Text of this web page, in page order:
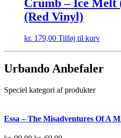
Crumb – Ice
(Red Vinyl)
kr. 179,00 Tilføj til kurv
Urbando Anbefaler
Speciel kategori af produkter
Essa – The Misadventures Of A